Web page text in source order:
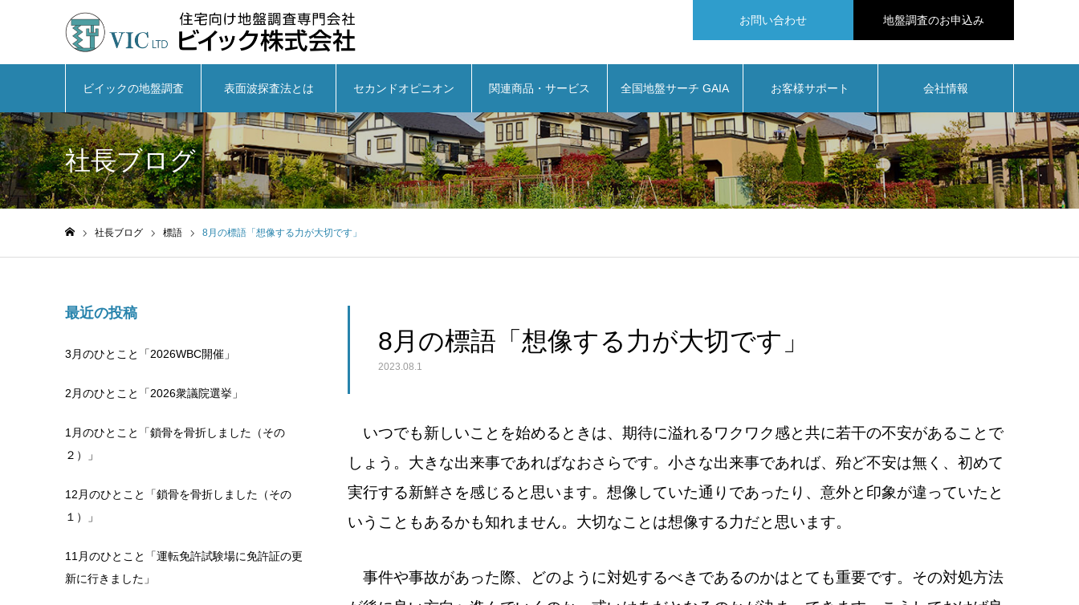
お問い合わせ 地盤調査のお申込み
ビイックの地盤調査 表面波探査法とは セカンドオピニオン 関連商品・サービス 全国地盤サーチ GAIA お客様サポート 会社情報
社長ブログ
社長ブログ 標語 8月の標語「想像する力が大切です」
8月の標語「想像する力が大切です」
2023.08.1
いつでも新しいことを始めるときは、期待に溢れるワクワク感と共に若干の不安があることで
しょう。大きな出来事であればなおさらです。小さな出来事であれば、殆ど不安は無く、初めて
実行する新鮮さを感じると思います。想像していた通りであったり、意外と印象が違っていたと
いうこともあるかも知れません。大切なことは想像する力だと思います。
事件や事故があった際、どのように対処するべきであるのかはとても重要です。その対処方法
最近の投稿
3月のひとこと「2026WBC開催」
2月のひとこと「2026衆議院選挙」
1月のひとこと「鎖骨を骨折しました（その
２）」
12月のひとこと「鎖骨を骨折しました（その
１）」
11月のひとこと「運転免許試験場に免許証の更
新に行きました」